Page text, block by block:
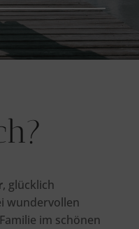
, glücklich
wundervollen
im schönen